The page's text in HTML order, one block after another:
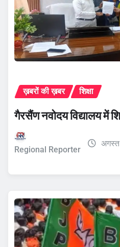
ख़बरों की ख़बर शिक्षा
गैरसैंण नवोदय विद्यालय में
Regional Reporter